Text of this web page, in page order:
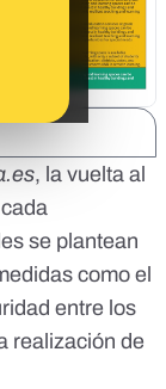
, la vuelta al
se plantean
como el
entre los
realización de